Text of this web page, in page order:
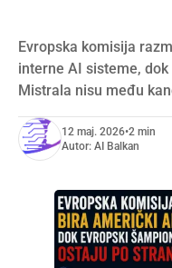
Evropska komisija
interne AI sisteme,
Mistrala nisu među
12 maj. 2026•2 min
Autor: AI Balkan